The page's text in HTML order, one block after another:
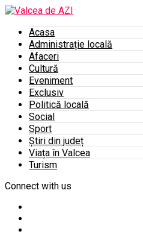
Acasa
Administrație locală
Afaceri
Cultură
Eveniment
Exclusiv
Politică locală
Social
Sport
Știri din județ
Viața în Valcea
Turism
Connect with us